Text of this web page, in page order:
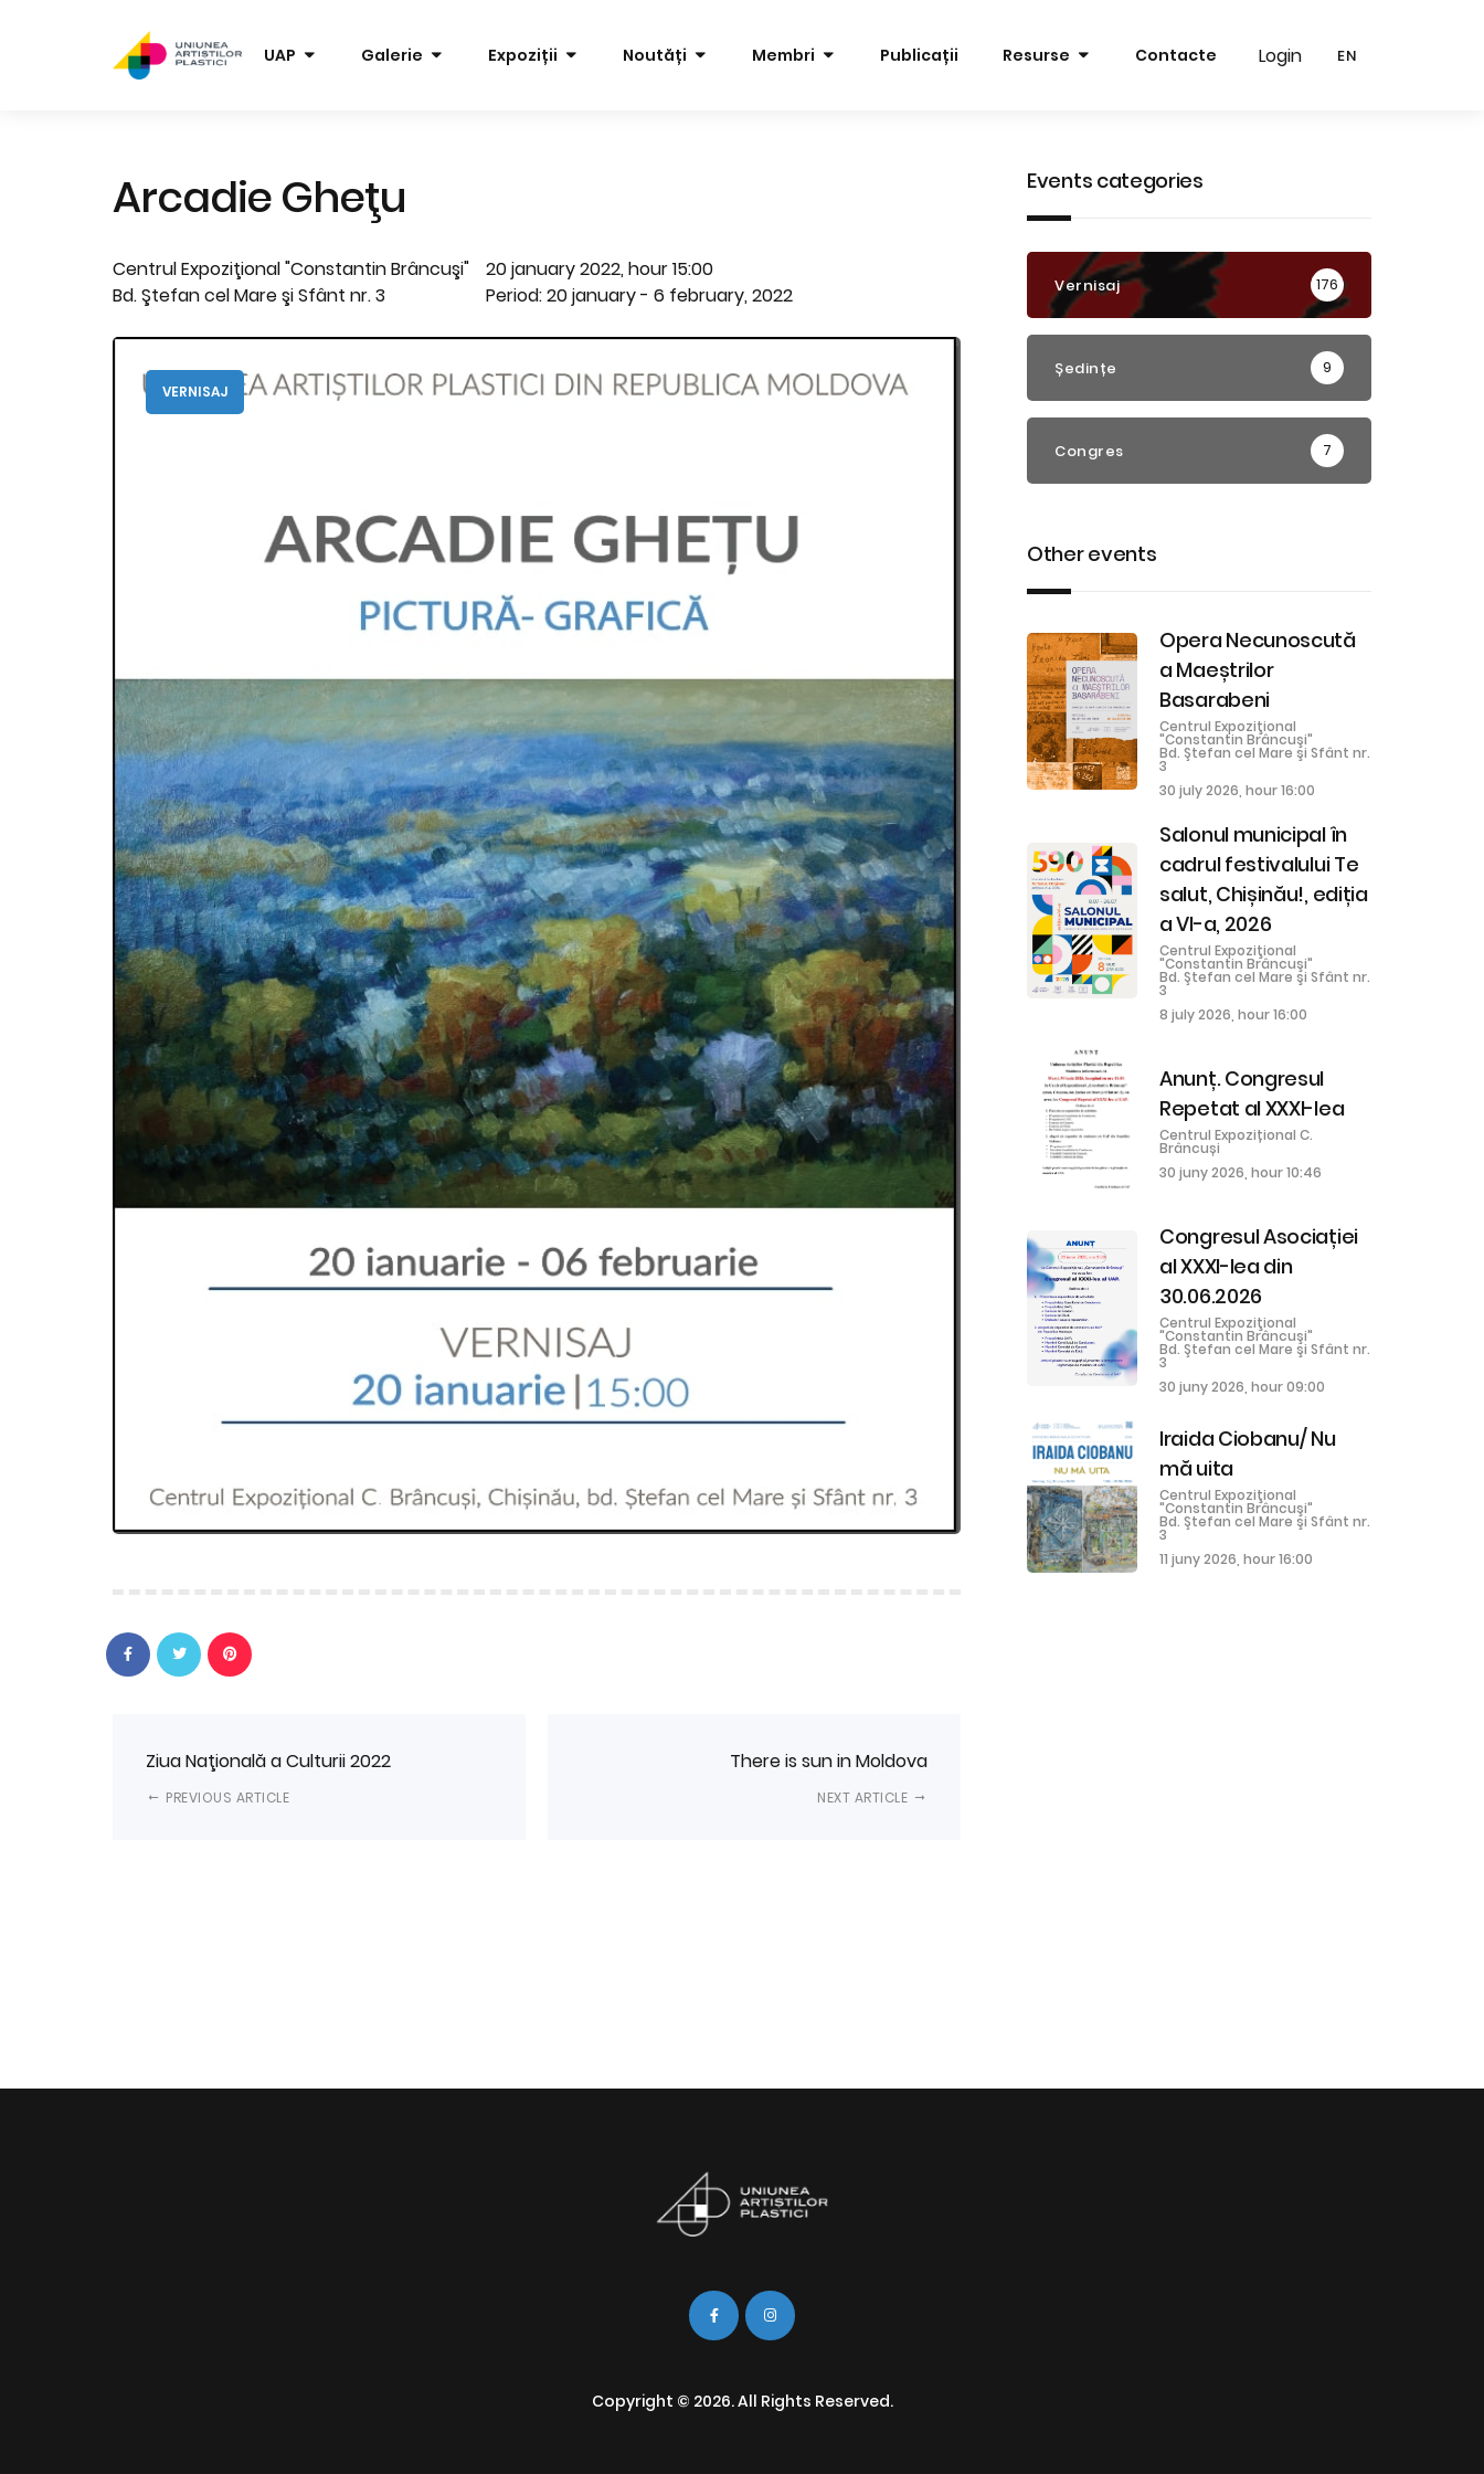
Login
UAP Galerie Expoziții Noutăți Membri Publicații Resurse Contacte Login EN
Arcadie Gheţu
Centrul Expoziţional "Constantin Brâncuşi"
Bd. Ştefan cel Mare şi Sfânt nr. 3
20 january 2022, hour 15:00
Period: 20 january - 6 february, 2022
VERNISAJ
Ziua Naţională a Culturii 2022
PREVIOUS ARTICLE
There is sun in Moldova
NEXT ARTICLE
Events categories
Vernisaj 176
Ședințe 9
Congres 7
Other events
Opera Necunoscută
a Maeștrilor
Basarabeni
Centrul Expoziţional
"Constantin Brâncuşi"
Bd. Ştefan cel Mare şi Sfânt nr.
3
30 july 2026, hour 16:00
Salonul municipal în
cadrul festivalului Te
salut, Chișinău!, ediția
a VI-a, 2026
Centrul Expoziţional
"Constantin Brâncuşi"
Bd. Ştefan cel Mare şi Sfânt nr.
3
8 july 2026, hour 16:00
Anunț. Congresul
Repetat al XXXI-lea
Centrul Expozițional C.
Brâncuși
30 juny 2026, hour 10:46
Congresul Asociației
al XXXI-lea din
30.06.2026
Centrul Expoziţional
"Constantin Brâncuşi"
Bd. Ştefan cel Mare şi Sfânt nr.
3
30 juny 2026, hour 09:00
Iraida Ciobanu/ Nu
mă uita
Centrul Expoziţional
"Constantin Brâncuşi"
Bd. Ştefan cel Mare şi Sfânt nr.
3
11 juny 2026, hour 16:00
Copyright © 2026. All Rights Reserved.